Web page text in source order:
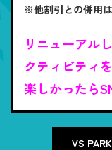
※他割引との併用は
リニューアル
クティビティ
楽しかったら
VS